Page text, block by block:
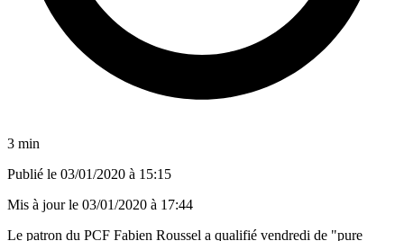
3 min
Publié le 03/01/2020 à 15:15
Mis à jour le 03/01/2020 à 17:44
Le patron du PCF Fabien Roussel a qualifié vendredi de "pure